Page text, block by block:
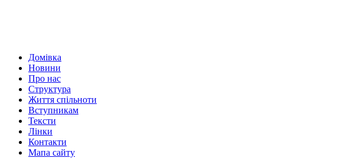
Домівка
Новини
Про нас
Структура
Життя спільноти
Вступникам
Тексти
Лінки
Контакти
Мапа сайту